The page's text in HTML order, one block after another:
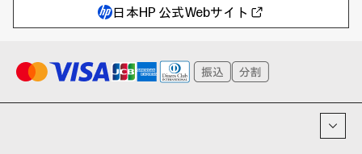
ハイブリッドワーク
プリンター
Poly
WXP（DEXツール）
タグ一覧
日本HP 公式Webサイト